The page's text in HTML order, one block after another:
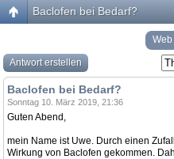
Baclofen bei Bedarf?
Antwort erstellen
Baclofen bei Bedarf?
Sonntag 10. März 2019, 21:36
Guten Abend,
mein Name ist Uwe. Durch einen
Wirkung von Baclofen gekommen.